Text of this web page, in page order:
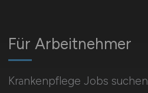
Für Arbeitnehmer
Krankenpflege Jobs suchen